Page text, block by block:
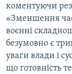
коментуючи
«Зменшення
воєнні
безумовно є
уваги влади і
що готовність